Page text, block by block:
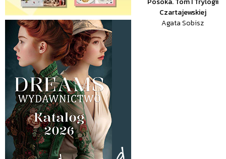
Czartajewskiej
Agata Sobisz